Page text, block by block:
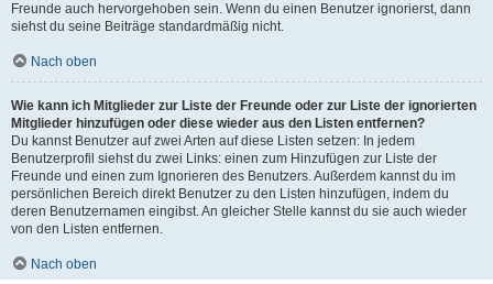
Freunde auch hervorgehoben sein. Wenn du einen Benutzer ignorierst, dann
siehst du seine Beiträge standardmäßig nicht.
Nach oben
Wie kann ich Mitglieder zur Liste der Freunde oder zur Liste der ignorierten
Mitglieder hinzufügen oder diese wieder aus den Listen entfernen?
Du kannst Benutzer auf zwei Arten auf diese Listen setzen: In jedem
Benutzerprofil siehst du zwei Links: einen zum Hinzufügen zur Liste der
Freunde und einen zum Ignorieren des Benutzers. Außerdem kannst du im
persönlichen Bereich direkt Benutzer zu den Listen hinzufügen, indem du
deren Benutzernamen eingibst. An gleicher Stelle kannst du sie auch wieder
von den Listen entfernen.
Nach oben